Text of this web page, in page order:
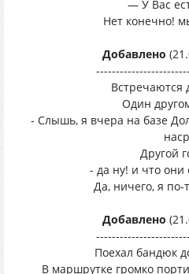
— У Вас
Нет конечно!
Добавлено
Встречаются
Один
- Слышь, я вчера на базе
Другой
- да ну! и что они
Да, ничего, я
Добавлено
Поехал бандюк
В маршрутке громко